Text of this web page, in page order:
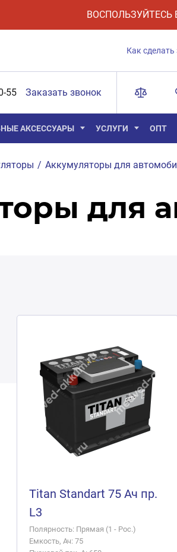
ВОСПОЛЬЗУЙТЕСЬ
Как сделать
55 Заказать звонок
АКСЕССУАРЫ УСЛУГИ ОПТ
/ Аккумуляторы для
для
Titan Standart 75 Ач пр.
L3
Полярность: Прямая (1 - Рос.)
Емкость, Ач: 75